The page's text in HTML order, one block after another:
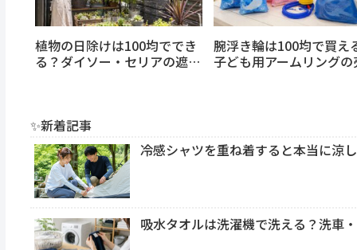
植物の日除けは100均ででき
る？ダイソー・セリアの遮光
腕浮き輪は100均で買え
子ども用アームリングの
✨新着記事
冷感シャツを重ね着すると本当に涼
吸水タオルは洗濯機で洗える？洗車